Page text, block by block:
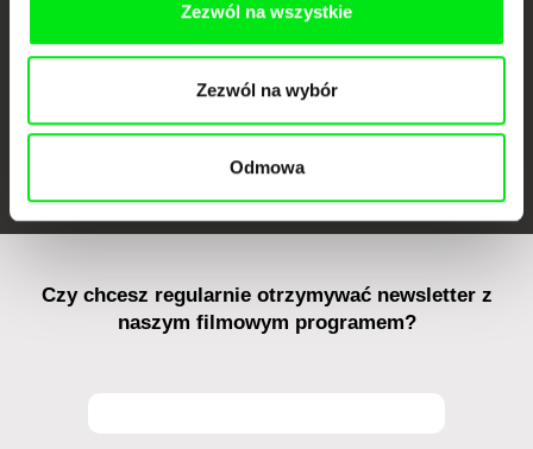
Zezwól na wszystkie
Zezwól na wybór
Odmowa
Czy chcesz regularnie otrzymywać newsletter z
naszym filmowym programem?